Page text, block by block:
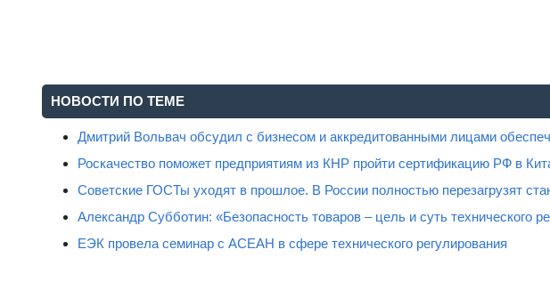
НОВОСТИ ПО ТЕМЕ
Дмитрий Вольвач обсудил с бизнесом и аккредитованными лицами
Роскачество поможет предприятиям из КНР пройти сертификацию РФ в
Советские ГОСТы уходят в прошлое. В России полностью перезагрузят
Александр Субботин: «Безопасность товаров – цель и суть технического
ЕЭК провела семинар с АСЕАН в сфере технического регулирования